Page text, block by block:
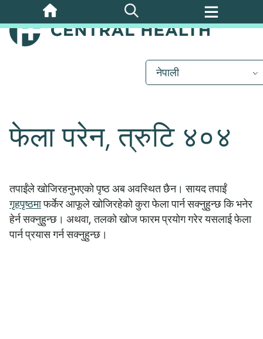
सामग्रीमा
जानुहोस्
नेपाली
फेला परेन, त्रुटि ४०४
तपाईंले खोजिरहनुभएको पृष्ठ अब अवस्थित छैन। सायद तपाईं
गृहपृष्ठमाफर्केर आफूले खोजिरहेको कुरा फेला पार्न सक्नुहुन्छ कि भनेर
हेर्न सक्नुहुन्छ। अथवा, तलको खोज फारम प्रयोग गरेर यसलाई फेला
पार्न प्रयास गर्न सक्नुहुन्छ।